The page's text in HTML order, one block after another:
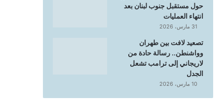
حول مستقبل جنوب لبنان بعد
انتهاء العمليات
31 مارس، 2026
تصعيد لافت بين طهران
وواشنطن.. رسالة حادة من
لاريجاني إلى ترامب تشعل
الجدل
10 مارس، 2026